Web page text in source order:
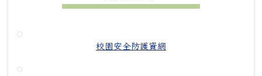
校園安全防護資網